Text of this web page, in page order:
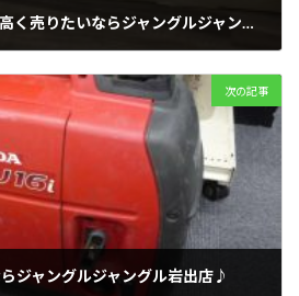
LED液晶テレビ、より高く売りたいならジャングルジャングルサカイ石津店
次の記事
ジャングルジャングル岩出店♪